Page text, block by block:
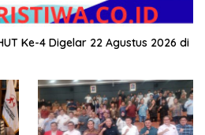
Ke-4 Digelar 22 Agustus 2026 di